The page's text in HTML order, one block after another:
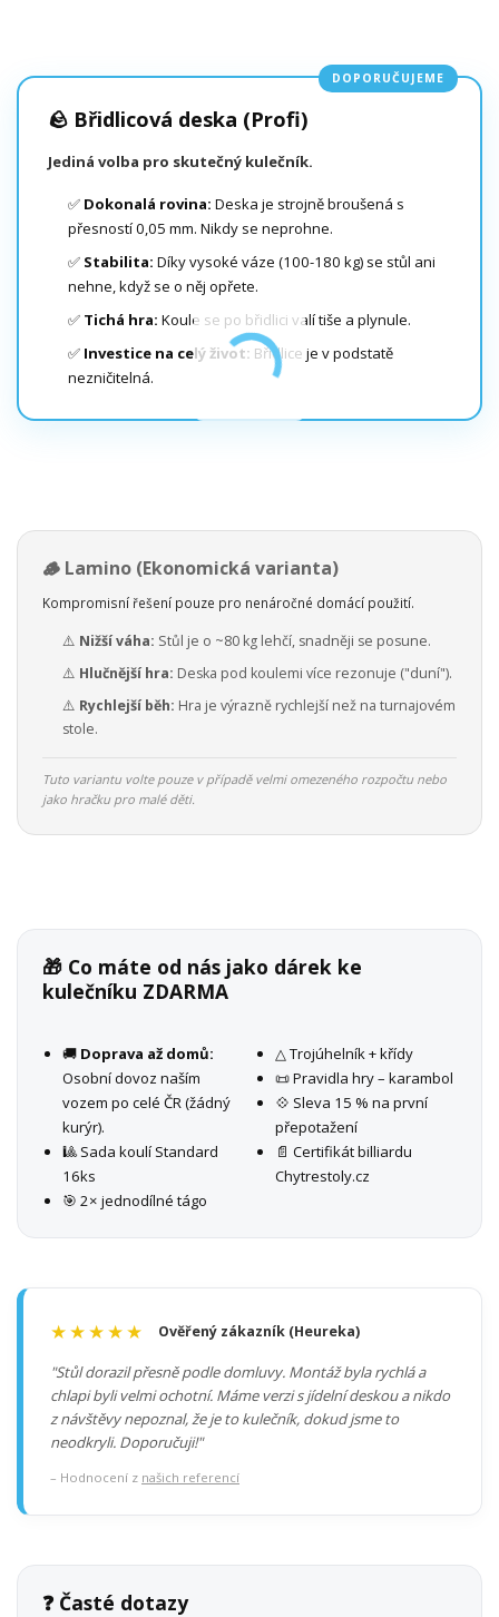
DOPORUČUJEME
🪨 Břidlicová deska (Profi)
Jediná volba pro skutečný kulečník.
✅ Dokonalá rovina: Deska je strojně broušená s
přesností 0,05 mm. Nikdy se neprohne.
✅ Stabilita: Díky vysoké váze (100-180 kg) se stůl ani
nehne, když se o něj opřete.
✅ Tichá hra: Koule se po břidlici valí tiše a plynule.
✅ Investice na celý život: Břidlice je v podstatě
nezničitelná.
🪵 Lamino (Ekonomická varianta)
Kompromisní řešení pouze pro nenáročné domácí použití.
⚠️ Nižší váha: Stůl je o ~80 kg lehčí, snadněji se posune.
⚠️ Hlučnější hra: Deska pod koulemi více rezonuje ("duní").
⚠️ Rychlejší běh: Hra je výrazně rychlejší než na turnajovém
stole.
Tuto variantu volte pouze v případě velmi omezeného rozpočtu nebo
jako hračku pro malé děti.
🎁 Co máte od nás jako dárek ke
kulečníku ZDARMA
🚚 Doprava až domů:
Osobní dovoz naším
vozem po celé ČR (žádný
kurýr).
🎱 Sada koulí Standard
16ks
🎯 2× jednodílné tágo
△ Trojúhelník + křídy
📜 Pravidla hry – karambol
💠 Sleva 15 % na první
přepotažení
📄 Certifikát billiardu
Chytrestoly.cz
★★★★★ Ověřený zákazník (Heureka)
"Stůl dorazil přesně podle domluvy. Montáž byla rychlá a
chlapi byli velmi ochotní. Máme verzi s jídelní deskou a nikdo
z návštěvy nepoznal, že je to kulečník, dokud jsme to
neodkryli. Doporučuji!"
– Hodnocení z našich referencí
❓ Časté dotazy